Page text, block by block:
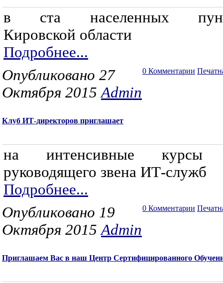
в ста населенных
Кировской области
Подробнее...
0 Комментарии
Опубликовано 27
Октября 2015Admin
Клуб ИТ-директоров приглашает
на интенсивные курсы
руководящего звена ИТ-служб
Подробнее...
0 Комментарии
Опубликовано 19
Октября 2015Admin
Приглашаем Вас в наш Центр Сертифицированного